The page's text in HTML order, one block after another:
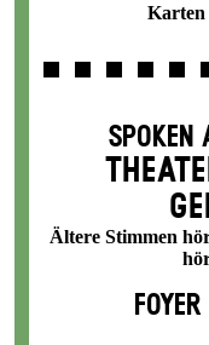
Karten
SPOKEN
Ältere Stimmen